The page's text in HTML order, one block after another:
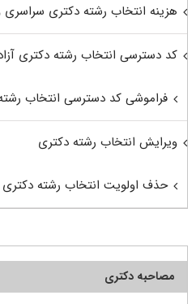
هزینه انتخاب رشته دکتری سراسری
کد دسترسی انتخاب رشته دکتری
فراموشی کد دسترسی انتخاب
ویرایش انتخاب رشته دکتری
حذف اولویت انتخاب رشته دکتری
مصاحبه دکتری